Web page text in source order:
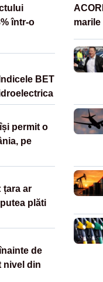
într-o
BET
permit o
pe
țara ar
plăti
de
nivel din